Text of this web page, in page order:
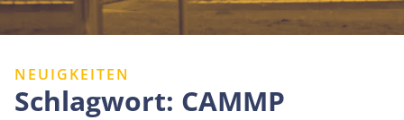
NEUIGKEITEN
Schlagwort: CAMMP